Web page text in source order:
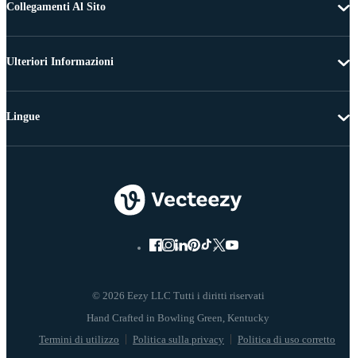
Collegamenti Al Sito
Ulteriori Informazioni
© 2026 Eezy LLC Tutti i diritti riservati
Termini di utilizzo Politica sulla privacy Politica di uso corretto
Lingue